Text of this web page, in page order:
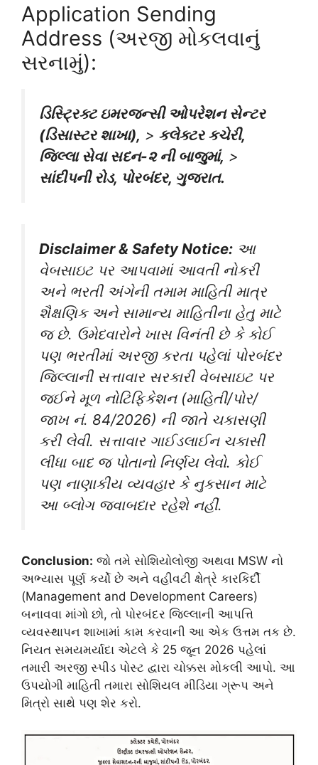
Application Sending
Address (અરજી મોકલવાનું
સરનામું):
ડિસ્ટ્રિક્ટ ઇમરજન્સી ઓપરેશન સેન્ટર
(ડિસાસ્ટર શાખા), > કલેક્ટર કચેરી,
જિલ્લા સેવા સદન-૨ ની બાજુમાં, >
સાંદીપની રોડ, પોરબંદર, ગુજરાત.
Disclaimer & Safety Notice: આ
વેબસાઇટ પર આપવામાં આવતી નોકરી
અને ભરતી અંગેની તમામ માહિતી માત્ર
શૈક્ષણિક અને સામાન્ય માહિતીના હેતુ માટે
જ છે. ઉમેદવારોને ખાસ વિનંતી છે કે કોઈ
પણ ભરતીમાં અરજી કરતા પહેલાં પોરબંદર
જિલ્લાની સત્તાવાર સરકારી વેબસાઇટ પર
જઈને મૂળ નોટિફિકેશન (માહિતી/પોર/
જાખ નં. 84/2026) ની જાતે ચકાસણી
કરી લેવી. સત્તાવાર ગાઈડલાઈન ચકાસી
લીધા બાદ જ પોતાનો નિર્ણય લેવો. કોઈ
પણ નાણાકીય વ્યવહાર કે નુકસાન માટે
આ બ્લોગ જવાબદાર રહેશે નહીં.
Conclusion: જો તમે સોશિયોલોજી અથવા MSW નો
અભ્યાસ પૂર્ણ કર્યો છે અને વહીવટી ક્ષેત્રે કારકિર્દી
(Management and Development Careers)
બનાવવા માંગો છો, તો પોરબંદર જિલ્લાની આપત્તિ
વ્યવસ્થાપન શાખામાં કામ કરવાની આ એક ઉત્તમ તક છે.
નિયત સમયમર્યાદા એટલે કે 25 જૂન 2026 પહેલાં
તમારી અરજી સ્પીડ પોસ્ટ દ્વારા ચોક્કસ મોકલી આપો. આ
ઉપયોગી માહિતી તમારા સોશિયલ મીડિયા ગ્રૂપ અને
મિત્રો સાથે પણ શેર કરો.